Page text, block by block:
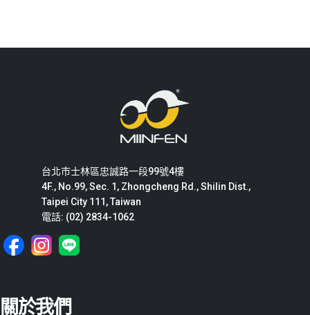
台北市士林區忠誠路一段99號4樓
4F., No.99, Sec. 1, Zhongcheng Rd., Shilin Dist.,
Taipei City 111, Taiwan
電話: (02) 2834-1062
關於我們